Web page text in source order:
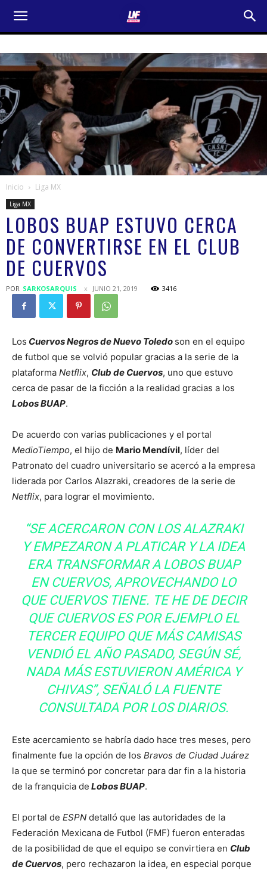
Inicio Liga MX
Liga MX
LOBOS BUAP ESTUVO CERCA
DE CONVERTIRSE EN EL CLUB
DE CUERVOS
POR SARKOSARQUIS JUNIO 21, 2019 3416
Los Cuervos Negros de Nuevo Toledo son en el equipo
de futbol que se volvió popular gracias a la serie de la
plataforma Netflix, Club de Cuervos, uno que estuvo
cerca de pasar de la ficción a la realidad gracias a los
Lobos BUAP.
De acuerdo con varias publicaciones y el portal
MedioTiempo, el hijo de Mario Mendívil, líder del
Patronato del cuadro universitario se acercó a la empresa
liderada por Carlos Alazraki, creadores de la serie de
Netflix, para lograr el movimiento.
“SE ACERCARON CON LOS ALAZRAKI
Y EMPEZARON A PLATICAR Y LA IDEA
ERA TRANSFORMAR A LOBOS BUAP
EN CUERVOS, APROVECHANDO LO
QUE CUERVOS TIENE. TE HE DE DECIR
QUE CUERVOS ES POR EJEMPLO EL
TERCER EQUIPO QUE MÁS CAMISAS
VENDIÓ EL AÑO PASADO, SEGÚN SÉ,
NADA MÁS ESTUVIERON AMÉRICA Y
CHIVAS”, SEÑALÓ LA FUENTE
CONSULTADA POR LOS DIARIOS.
Este acercamiento se habría dado hace tres meses, pero
finalmente fue la opción de los Bravos de Ciudad Juárez
la que se terminó por concretar para dar fin a la historia
de la franquicia de Lobos BUAP.
El portal de ESPN detalló que las autoridades de la
Federación Mexicana de Futbol (FMF) fueron enteradas
de la posibilidad de que el equipo se convirtiera en Club
de Cuervos, pero rechazaron la idea, en especial porque